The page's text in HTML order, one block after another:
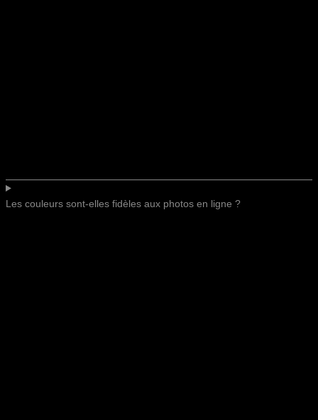
Les couleurs sont-elles fidèles aux photos en ligne ?